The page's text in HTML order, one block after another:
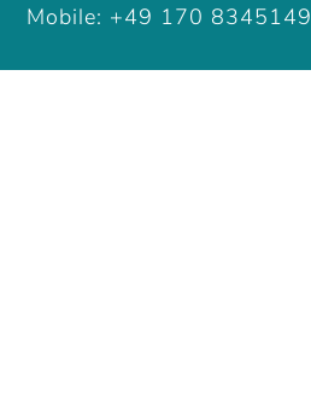
Mobile: +49 170 8345149